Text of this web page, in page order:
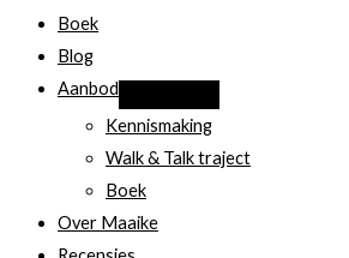
Boek
Blog
Aanbod
Kennismaking
Walk & Talk traject
Boek
Over Maaike